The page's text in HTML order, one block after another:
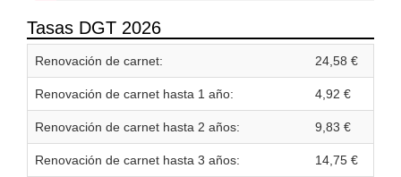
Tasas DGT 2026
Renovación de carnet: 24,58 €
Renovación de carnet hasta 1 año: 4,92 €
Renovación de carnet hasta 2 años: 9,83 €
Renovación de carnet hasta 3 años: 14,75 €